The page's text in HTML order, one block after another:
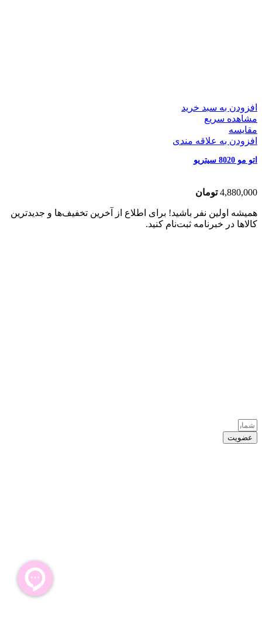
افزودن به سبد خرید
مشاهده سریع
مقایسه
افزودن به علاقه مندی
اتو مو 8020 سیتریو
4,880,000 تومان
همیشه اولین نفر باشید! برای اطلاع از آخرین تخفیف‌ها و جدیدترین
کالاها در خبرنامه ثبت‌نام کنید.
عضویت